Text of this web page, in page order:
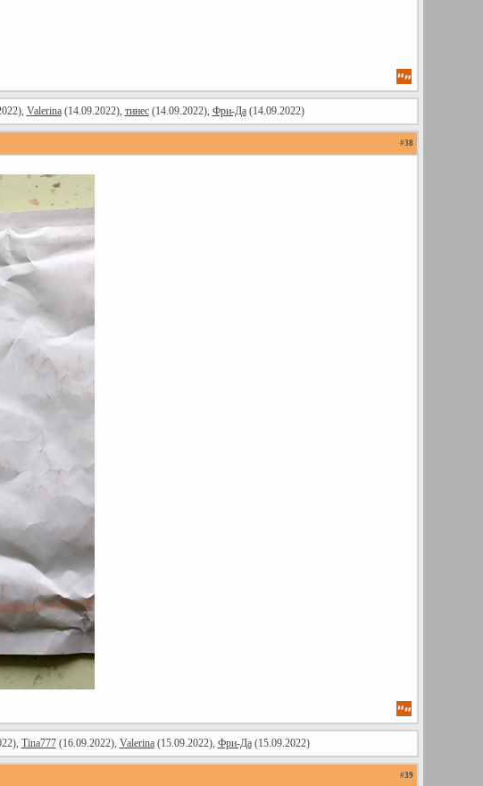
Valerina(14.09.2022), тинес(14.09.2022), Фри-Да(14.09.2022)
#38
Tina777(16.09.2022), Valerina(15.09.2022), Фри-Да(15.09.2022)
#39